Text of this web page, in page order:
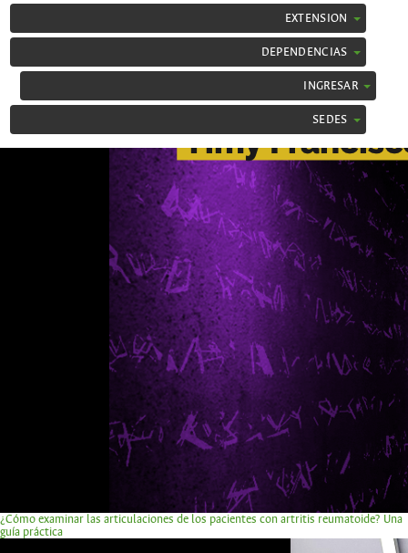
EXTENSION
DEPENDENCIAS
INGRESAR
SEDES
¿Cómo examinar las articulaciones de los pacientes con artritis reumatoide? Una
guía práctica